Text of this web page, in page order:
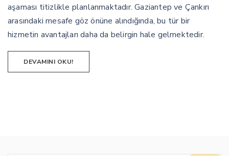
aşaması titizlikle planlanmaktadır. Gaziantep ve Çankırı
arasındaki mesafe göz önüne alındığında, bu tür bir
hizmetin avantajları daha da belirgin hale gelmektedir.
DEVAMINI OKU!